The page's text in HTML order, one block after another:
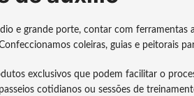
e grande porte, contar com ferramentas
coleiras, guias e peitorais
exclusivos que podem facilitar o
cotidianos ou sessões de